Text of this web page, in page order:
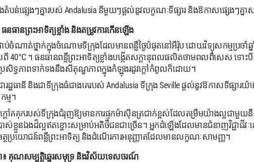
តំបន់ផ្សេងៗគ្នារបស់ Andalusia នីមួយៗផ្តល់នូវលក្ខណៈទីផ្សារ និងឱកាសផ្សេងៗគ្នា
នធានព្រះអាទិត្យខ្លាំង និងតម្រូវការកើនឡើង
ាប់ចំណាត់ថ្នាក់ក្នុងចំណោមទីក្រុងដែលមានពន្លឺថ្ងៃបំផុតនៅអឺរ៉ុប ដោយវិទ្យុសកម្មប្រច
40°C ។ ធនធានពន្លឺព្រះអាទិត្យខ្លាំងបង្កើតសក្តានុពលផលិតថាមពលពិសេស ទោះបី
រសិទ្ធភាពទាក់ទងនឹងសីតុណ្ហភាពក្នុងកំឡុងរដូវក្តៅកំពូលក៏ដោយ។
ារដ្ឋធានី និងជាទីក្រុងធំជាងគេរបស់ Andalusia ទីក្រុង Seville ផ្តល់នូវឱកាសទីផ្សារ
ម្ម។
ក្តៅគគុករបស់ទីក្រុងជំរុញឱ្យមានការផ្ទុកម៉ាស៊ីនត្រជាក់ខ្ពស់ដែលតម្រឹមយ៉ាងល្អជាមួយនឹង
រាស់ខ្លួនឯងដ៏ល្អឥតខ្ចោះសម្រាប់អតិថិជនជាច្រើន។ អ្នកដំឡើងដែលមានជំនាញវិជ្ជា
ត្ថប្រយោជន៍ពន្លឺព្រះអាទិត្យ និងដំណើរការអនុញ្ញាតដែលមានលក្ខណៈសាមញ្ញ។
ា៖ គុណសម្បត្តិឆ្នេរសមុទ្រ និងវិស័យទេសចរណ៍